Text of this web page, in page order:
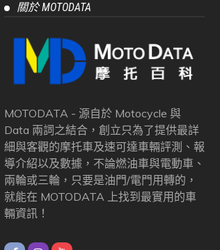
關於 MOTODATA
MOTODATA - 源自於 Motocycle 與
Data 兩詞之結合，創立只為了提供最詳
細與客觀的摩托車及速可達車輛評測、報
導介紹以及數據，不論燃油車與電動車、
兩輪或三輪，只要是油門/電門用轉的，
就能在 MOTODATA 上找到最實用的車
輛資訊！